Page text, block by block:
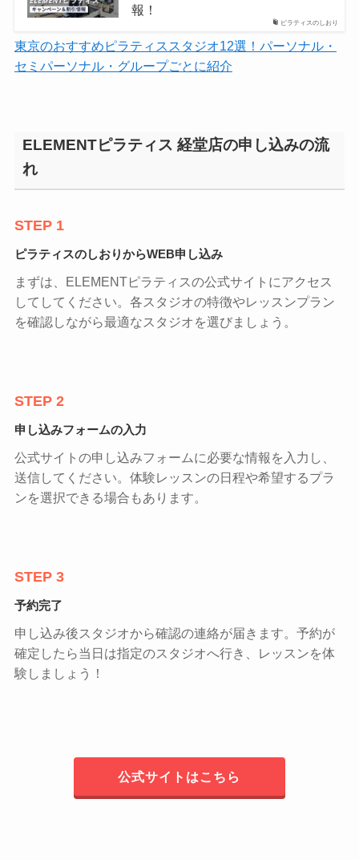
ピラティスのしおり
報！
東京のおすすめピラティススタジオ12選！パーソナル・
セミパーソナル・グループごとに紹介
ELEMENTピラティス 経堂店の申し込みの流
れ
STEP 1
ピラティスのしおりからWEB申し込み
まずは、ELEMENTピラティスの公式サイトにアクセス
してしてください。各スタジオの特徴やレッスンプラン
を確認しながら最適なスタジオを選びましょう。
STEP 2
申し込みフォームの入力
公式サイトの申し込みフォームに必要な情報を入力し、
送信してください。体験レッスンの日程や希望するプラ
ンを選択できる場合もあります。
STEP 3
予約完了
申し込み後スタジオから確認の連絡が届きます。予約が
確定したら当日は指定のスタジオへ行き、レッスンを体
験しましょう！
公式サイトはこちら